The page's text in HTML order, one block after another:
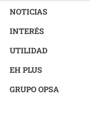
NOTICIAS
INTERÉS
UTILIDAD
EH PLUS
GRUPO OPSA